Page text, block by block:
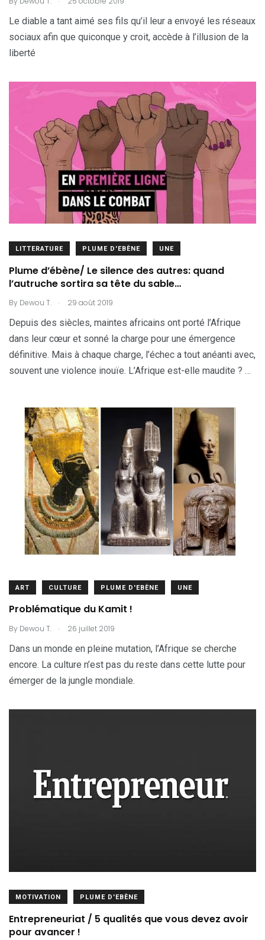
Le diable a tant aimé ses fils qu’il leur a envoyé les réseaux
sociaux afin que quiconque y croit, accède à l’illusion de la
liberté
LITTERATURE PLUME D'EBÈNE UNE
Plume d’ébène/ Le silence des autres: quand
l’autruche sortira sa tête du sable…
By Dewou T. . 29 août 2019
Depuis des siècles, maintes africains ont porté l’Afrique
dans leur cœur et sonné la charge pour une émergence
définitive. Mais à chaque charge, l’échec a tout anéanti avec,
souvent une violence inouïe. L’Afrique est-elle maudite ? …
ART CULTURE PLUME D'EBÈNE UNE
Problématique du Kamit !
By Dewou T. . 26 juillet 2019
Dans un monde en pleine mutation, l’Afrique se cherche
encore. La culture n’est pas du reste dans cette lutte pour
émerger de la jungle mondiale.
MOTIVATION PLUME D'EBÈNE
Entrepreneuriat / 5 qualités que vous devez avoir
pour avancer !